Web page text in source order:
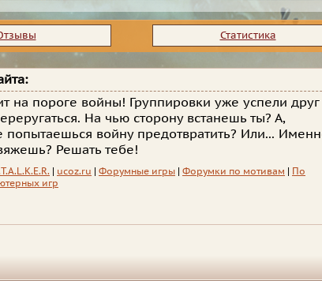
Статистика
на пороге войны! Группировки уже успели друг
На чью сторону встанешь ты? А,
попытаешься войну предотвратить? Или...
Решать тебе!
ucoz.ru Форумные игры Форумки по мотивам
По
игр